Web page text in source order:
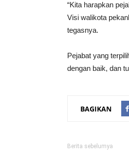
“Kita harapkan
Visi walikota
tegasnya.
Pejabat yang
dengan baik, dan
BAGIKAN
Berita sebelumya